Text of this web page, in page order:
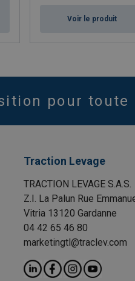
Voir le produit
pour
Traction Levage
TRACTION LEVAGE S.A.S.
Z.I. La Palun Rue
Vitria 13120 Gardanne
04 42 65 46 80
marketingtl@traclev.com